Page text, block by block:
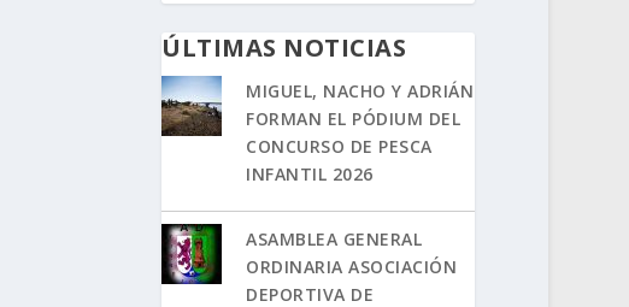
ÚLTIMAS NOTICIAS
MIGUEL, NACHO Y ADRIÁN
FORMAN EL PÓDIUM DEL
CONCURSO DE PESCA
INFANTIL 2026
ASAMBLEA GENERAL
ORDINARIA ASOCIACIÓN
DEPORTIVA DE